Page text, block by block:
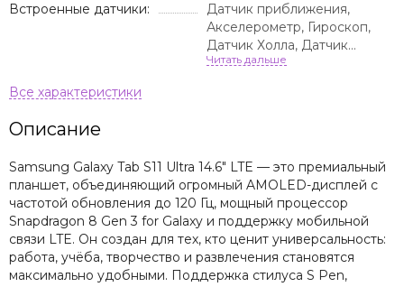
Встроенные датчики:
Датчик приближения,
Акселерометр, Гироскоп,
Датчик Холла, Датчик
освещенности, Компас
Описание
Samsung Galaxy Tab S11 Ultra 14.6" LTE — это премиальный
планшет, объединяющий огромный AMOLED-дисплей с
частотой обновления до 120 Гц, мощный процессор
Snapdragon 8 Gen 3 for Galaxy и поддержку мобильной
связи LTE. Он создан для тех, кто ценит универсальность:
работа, учёба, творчество и развлечения становятся
максимально удобными. Поддержка стилуса S Pen,